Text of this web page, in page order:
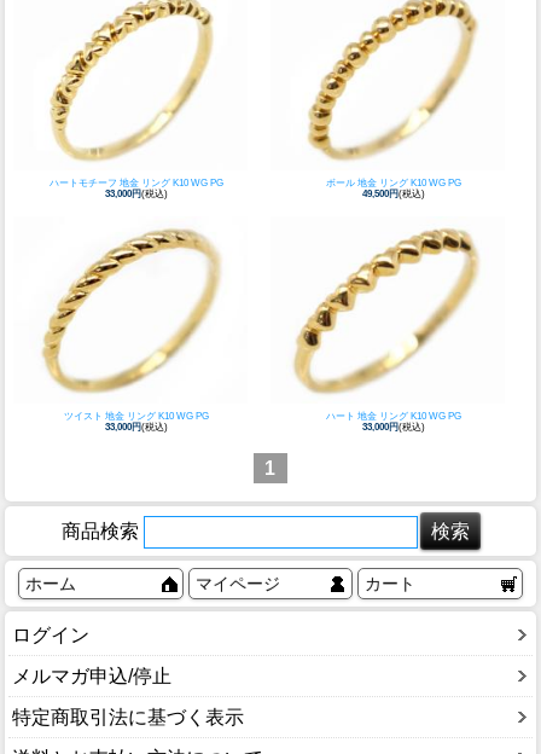
ハートモチーフ 地金 リング K10 WG PG
33,000円(税込)
ボール 地金 リング K10 WG PG
49,500円(税込)
ツイスト 地金 リング K10 WG PG
33,000円(税込)
ハート 地金 リング K10 WG PG
33,000円(税込)
1
商品検索
ホーム マイページ カート
ログイン
メルマガ申込/停止
特定商取引法に基づく表示